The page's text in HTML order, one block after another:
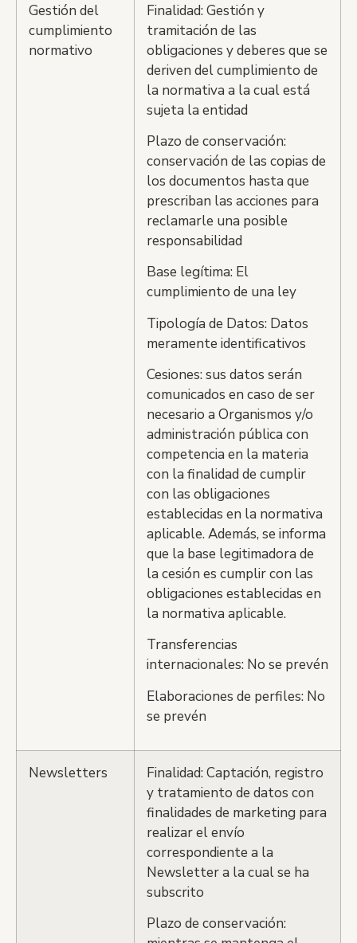
Gestión del
cumplimiento
normativo
Finalidad: Gestión y
tramitación de las
obligaciones y deberes que se
deriven del cumplimiento de
la normativa a la cual está
sujeta la entidad
Plazo de conservación:
conservación de las copias de
los documentos hasta que
prescriban las acciones para
reclamarle una posible
responsabilidad
Base legítima: El
cumplimiento de una ley
Tipología de Datos: Datos
meramente identificativos
Cesiones: sus datos serán
comunicados en caso de ser
necesario a Organismos y/o
administración pública con
competencia en la materia
con la finalidad de cumplir
con las obligaciones
establecidas en la normativa
aplicable. Además, se informa
que la base legitimadora de
la cesión es cumplir con las
obligaciones establecidas en
la normativa aplicable.
Transferencias
internacionales: No se prevén
Elaboraciones de perfiles: No
se prevén
Newsletters
Finalidad: Captación, registro
y tratamiento de datos con
finalidades de marketing para
realizar el envío
correspondiente a la
Newsletter a la cual se ha
subscrito
Plazo de conservación: